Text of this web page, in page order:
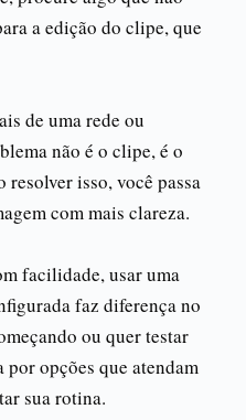
a edição do clipe, que
de uma rede ou
não é o clipe, é o
isso, você passa
com mais clareza.
facilidade, usar uma
faz diferença no
ou quer testar
opções que atendam
sua rotina.